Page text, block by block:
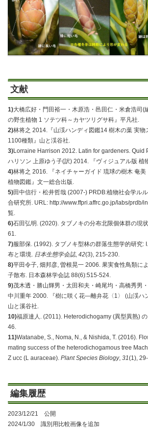
文献
1)大橋広好・門田裕一・木原浩・邑田仁・米倉浩司(
の野生植物 1 ソテツ科～カヤツリグサ科』平凡社.
2)林将之 2014.『山渓ハンディ図鑑14 樹木の葉 実物
1100種類』山と渓谷社.
3)Lorraine Harrison 2012. Latin for gardeners. Quid
ハリソン 上原ゆう子(訳) 2014. 『ヴィジュアル版 植
4)林将之 2016. 『ネイチャーガイド 琉球の樹木 奄
植物図鑑』文一総合出版.
5)田中信行・松井哲哉 (2007-) PRDB:植物社会学ル
合研究所. URL: http://www.ffpri.affrc.go.jp/labs/prdb/
覧.
6)石田弘明. (2020). タブノキの分布北限個体群の現状.
61.
7)服部保. (1992). タブノキ型林の群落生態学的研究:
布と環境.
日本生態学会誌, 42(3), 215-230.
8)平田令子, 畑邦彦, 曽根晃一 2006. 果実食性鳥類に
子散布. 日本森林学会誌 88(6):515-524.
9)茂木透・勝山輝男・太田和夫・崎尾均・高橋秀男
中川重年 2000. 『樹に咲く花―離弁花〈1〉 (山渓ハ
山と溪谷社.
10)福原達人. (2011). Heterodichogamy (異型異熟) の
46.
11)Watanabe, S., Noma, N., & Nishida, T. (2016).
mating success of the heterodichogamous tree
Z ucc (L auraceae). Plant Species Biology, 31(1), 29-
編集履歴
2023/12/21 公開
2024/1/30 識別用比較画像を追加